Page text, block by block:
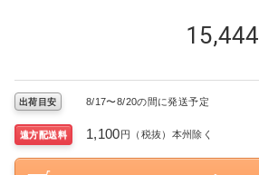
15,444
出荷目安 8/17〜8/20の間に発送予定
遠方配送料 1,100 円（税抜）本州除く